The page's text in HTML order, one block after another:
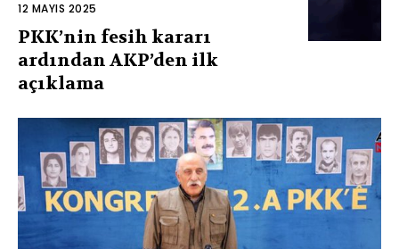
12 MAYIS 2025
PKK’nin fesih kararı
ardından AKP’den ilk
açıklama